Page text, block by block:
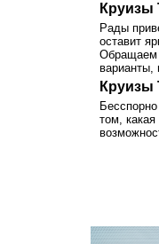
Круизы
Рады
оставит
Обращаем
варианты,
Круизы
том, какая